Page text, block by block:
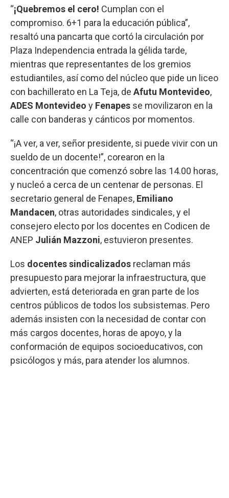
“¡Quebremos el cero! Cumplan con el
compromiso. 6+1 para la educación pública”,
resaltó una pancarta que cortó la circulación por
Plaza Independencia entrada la gélida tarde,
mientras que representantes de los gremios
estudiantiles, así como del núcleo que pide un liceo
con bachillerato en La Teja, de Afutu Montevideo,
ADES Montevideo y Fenapes se movilizaron en la
calle con banderas y cánticos por momentos.
“¡A ver, a ver, señor presidente, si puede vivir con un
sueldo de un docente!”, corearon en la
concentración que comenzó sobre las 14.00 horas,
y nucleó a cerca de un centenar de personas. El
secretario general de Fenapes, Emiliano
Mandacen, otras autoridades sindicales, y el
consejero electo por los docentes en Codicen de
ANEP Julián Mazzoni, estuvieron presentes.
Los docentes sindicalizados reclaman más
presupuesto para mejorar la infraestructura, que
advierten, está deteriorada en gran parte de los
centros públicos de todos los subsistemas. Pero
además insisten con la necesidad de contar con
más cargos docentes, horas de apoyo, y la
conformación de equipos socioeducativos, con
psicólogos y más, para atender los alumnos.